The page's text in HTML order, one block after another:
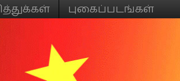
புகைப்படங்கள்